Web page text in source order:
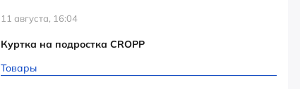
11 августа, 16:04
Куртка на подростка CROPP
Товары